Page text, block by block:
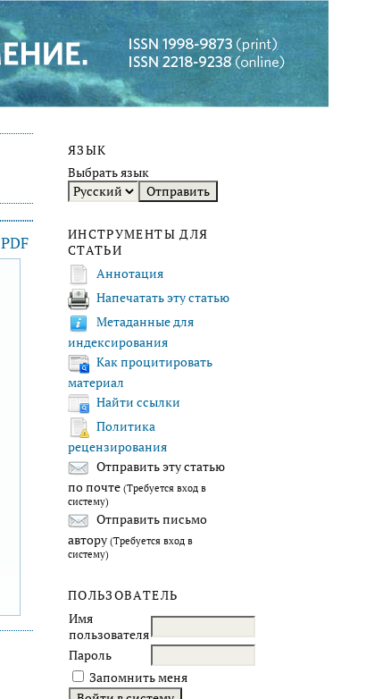
ЯЗЫК
Выбрать язык
ИНСТРУМЕНТЫ ДЛЯ
СТАТЬИ
Аннотация
Напечатать эту статью
Метаданные для
индексирования
Как процитировать
материал
Найти ссылки
Политика
рецензирования
Отправить эту статью
по почте (Требуется вход в
систему)
Отправить письмо
автору (Требуется вход в
систему)
ПОЛЬЗОВАТЕЛЬ
Имя
пользователя
Пароль
Запомнить меня